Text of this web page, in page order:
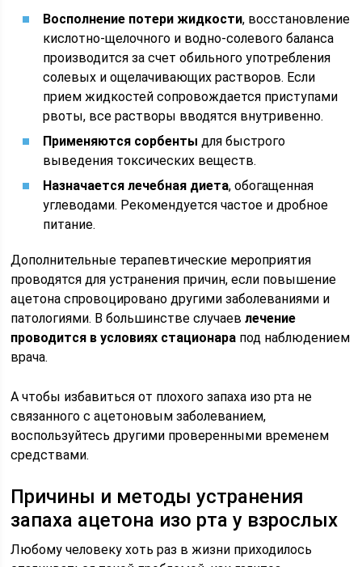
Восполнение потери жидкости, восстановление
кислотно-щелочного и водно-солевого баланса
производится за счет обильного употребления
солевых и ощелачивающих растворов. Если
прием жидкостей сопровождается приступами
рвоты, все растворы вводятся внутривенно.
Применяются сорбенты для быстрого
выведения токсических веществ.
Назначается лечебная диета, обогащенная
углеводами. Рекомендуется частое и дробное
питание.
Дополнительные терапевтические мероприятия
проводятся для устранения причин, если повышение
ацетона спровоцировано другими заболеваниями и
патологиями. В большинстве случаевлечение
проводится в условиях стационара под наблюдением
врача.
А чтобы избавиться от плохого запаха изо рта не
связанного с ацетоновым заболеванием,
воспользуйтесь другими проверенными временем
средствами.
Причины и методы устранения
запаха ацетона изо рта у взрослых
Любому человеку хоть раз в жизни приходилось